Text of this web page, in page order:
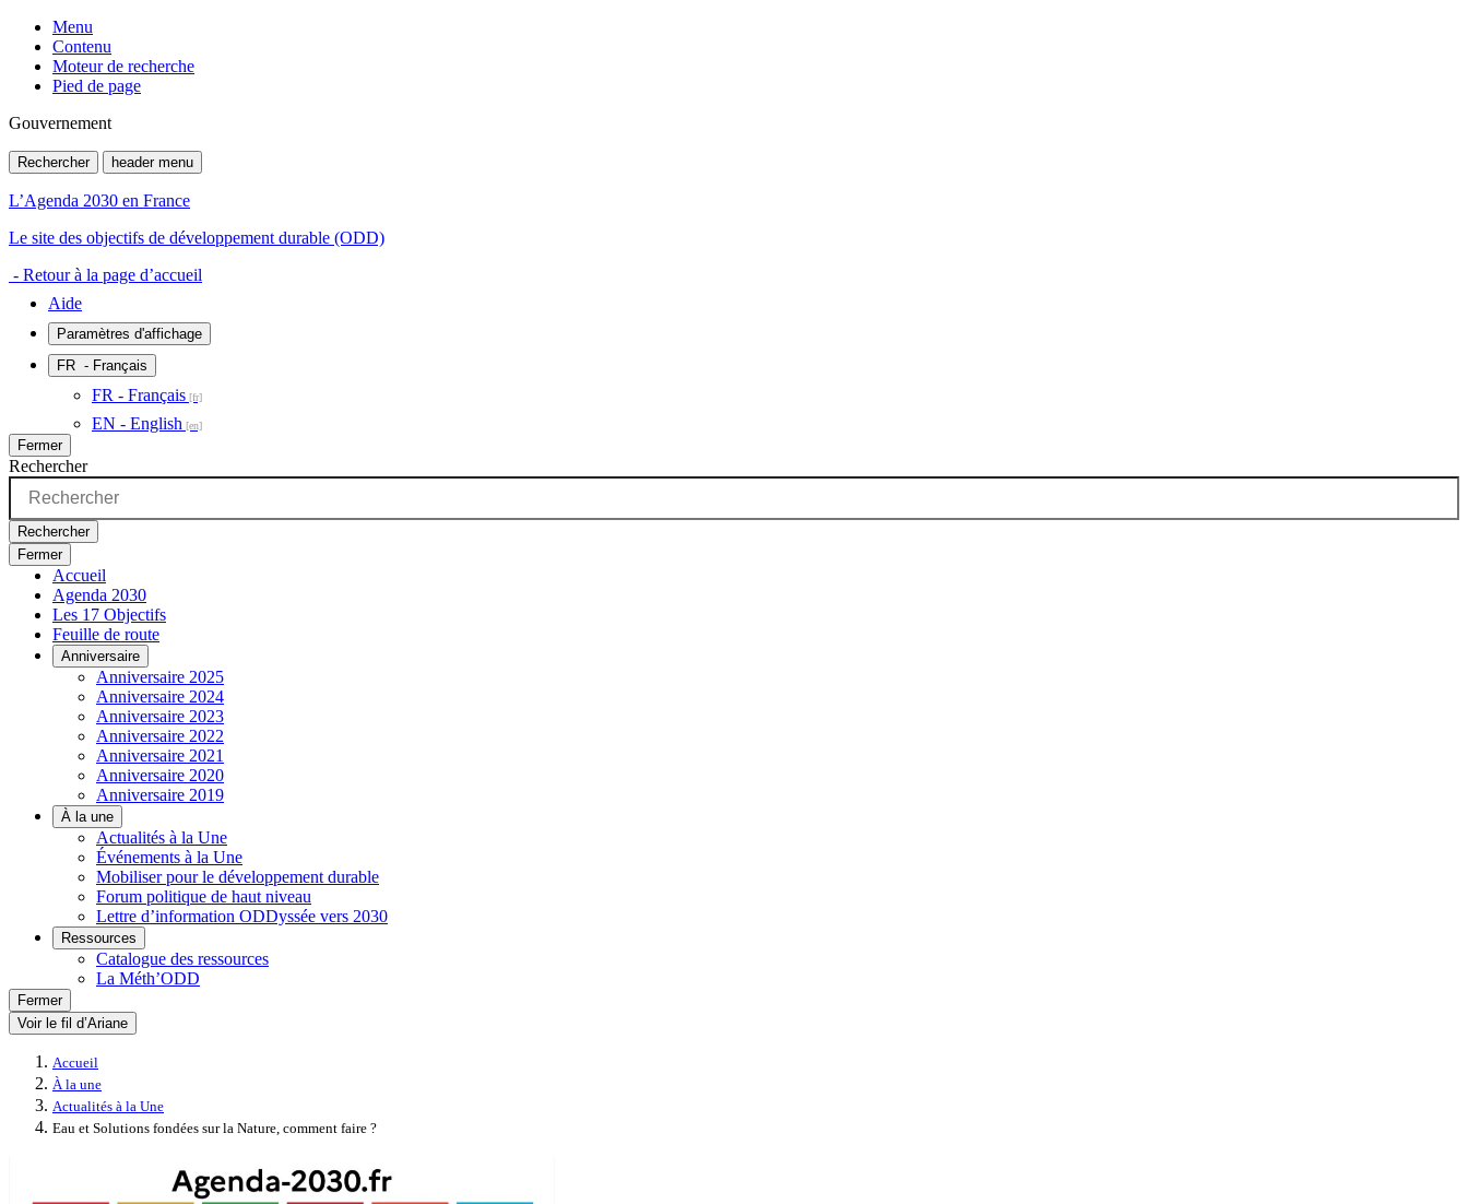
Menu
Contenu
Moteur de recherche
Pied de page
Gouvernement
Rechercher header menu
L’Agenda 2030 en France
Le site des objectifs de développement durable (ODD)
- Retour à la page d’accueil
Aide
Paramètres d'affichage
FR - Français
FR - Français
EN - English
Fermer
Rechercher
Rechercher
Fermer
Accueil
Agenda 2030
Les 17 Objectifs
Feuille de route
Anniversaire
Anniversaire 2025
Anniversaire 2024
Anniversaire 2023
Anniversaire 2022
Anniversaire 2021
Anniversaire 2020
Anniversaire 2019
À la une
Actualités à la Une
Événements à la Une
Mobiliser pour le développement durable
Forum politique de haut niveau
Lettre d’information ODDyssée vers 2030
Ressources
Catalogue des ressources
La Méth’ODD
Fermer
Voir le fil d’Ariane
Accueil
À la une
Actualités à la Une
Eau et Solutions fondées sur la Nature, comment faire ?